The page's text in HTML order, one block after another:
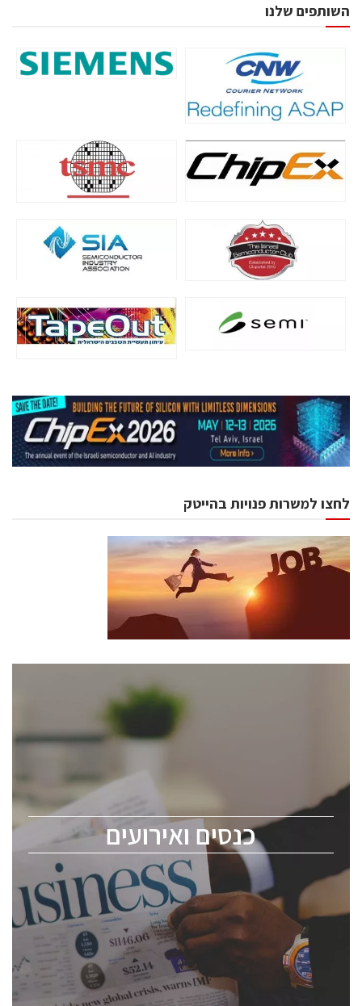
השותפים שלנו
לחצו למשרות פנויות בהייטק
כנסים ואירועים
כנסים ואירועים
לכל העוסקים בתעשיית הסמיקונדקטור כולל מהנדסים,
ChipEx2026 will be held on May 12-13, 2026. The
conference is intended for everyone involved in the
semiconductor industry, including engineers,
professional experts, and senior executives.
לחץ לפרטים